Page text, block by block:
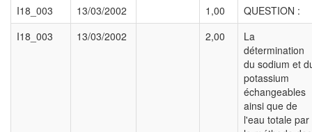
I18_003
13/03/2002 1,00
QUESTION :
I18_003
13/03/2002 2,00
La
détermination
du sodium et
potassium
échangeables
ainsi que de
l'eau totale par